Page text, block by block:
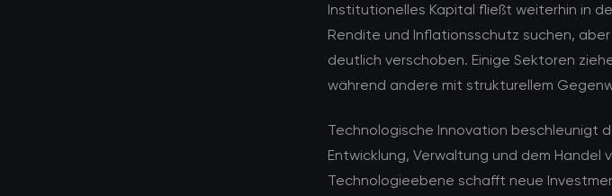
Institutionelles Kapital fließt weiterhin in
Rendite und Inflationsschutz suchen,
deutlich verschoben. Einige Sektoren
während andere mit strukturellem
Technologische Innovation beschleunigt
Entwicklung, Verwaltung und dem Handel
Technologieebene schafft neue